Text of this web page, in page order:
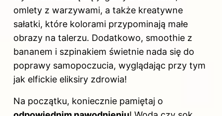
omlety z warzywami, a także kreatywne
sałatki, które kolorami przypominają małe
obrazy na talerzu. Dodatkowo, smoothie z
bananem i szpinakiem świetnie nada się do
poprawy samopoczucia, wyglądając przy tym
jak elfickie eliksiry zdrowia!
Na początku, koniecznie pamiętaj o